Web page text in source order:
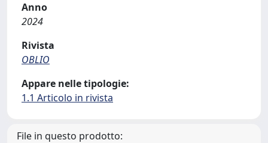
Anno
2024
Rivista
OBLIO
Appare nelle tipologie:
1.1 Articolo in rivista
File in questo prodotto: